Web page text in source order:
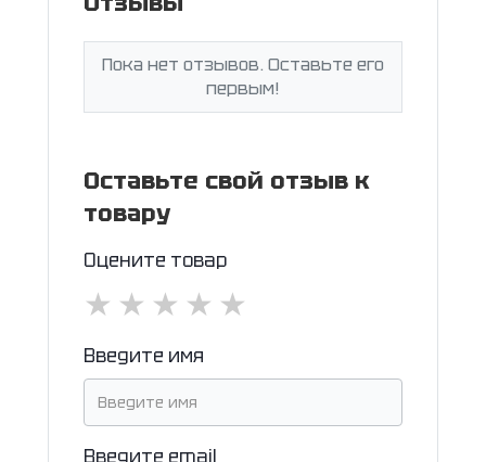
Пока нет отзывов. Оставьте его
первым!
Оставьте свой отзыв к
товару
Оцените товар
★
★
★
★
★
Введите имя
Введите email